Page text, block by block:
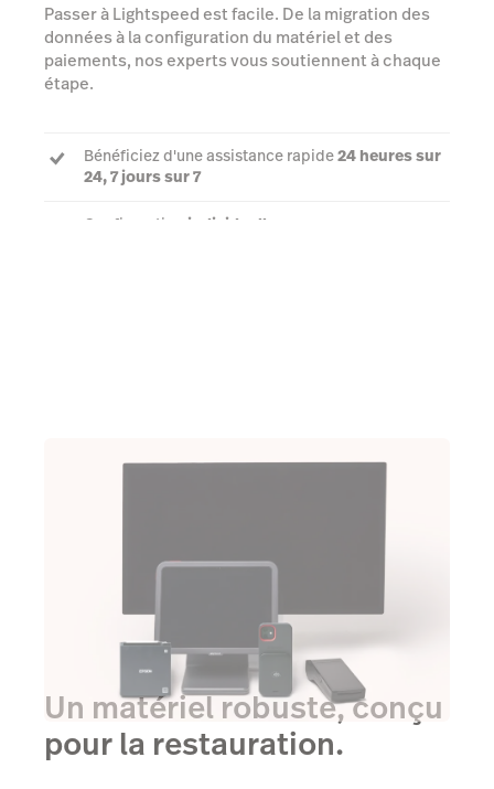
Passer à Lightspeed est facile. De la migration des
données à la configuration du matériel et des
paiements, nos experts vous soutiennent à chaque
étape.
Bénéficiez d'une assistance rapide24 heures sur
24, 7 jours sur 7
Configuration individuelle
Un matériel robuste, conçu
pour la restauration.